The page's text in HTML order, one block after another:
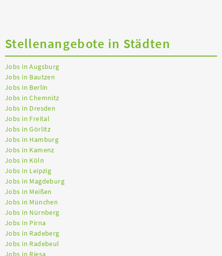
Stellenangebote in Städten
Jobs in Augsburg
Jobs in Bautzen
Jobs in Berlin
Jobs in Chemnitz
Jobs in Dresden
Jobs in Freital
Jobs in Görlitz
Jobs in Hamburg
Jobs in Kamenz
Jobs in Köln
Jobs in Leipzig
Jobs in Magdeburg
Jobs in Meißen
Jobs in München
Jobs in Nürnberg
Jobs in Pirna
Jobs in Radeberg
Jobs in Radebeul
Jobs in Riesa